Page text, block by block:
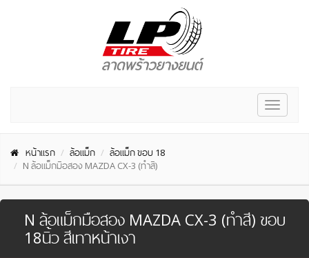
Toggle
หน้าแรก ล้อแม็ก
ล้อแม็ก ขอบ 18
N ล้อแม็กมือสอง MAZDA CX-3 (ทำสี)
N ล้อแม็กมือสอง MAZDA CX-3 (ทำสี) ขอบ
18นิ้ว สีเทาหน้าเงา